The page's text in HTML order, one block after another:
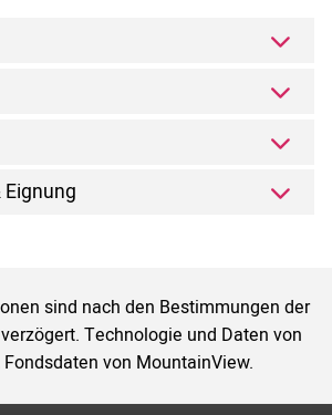
sind nach den Bestimmungen der
Technologie und Daten von
von MountainView.